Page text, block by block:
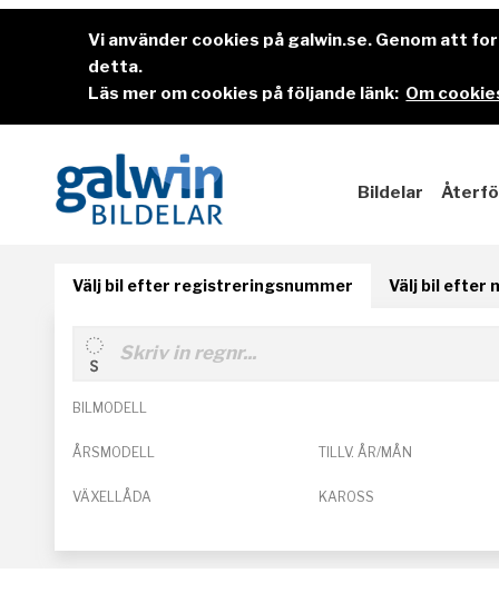
Vi använder cookies på galwin.se. Genom att
detta.
Läs mer om cookies på följande länk: Om
Bildelar
Välj bil efter registreringsnummer Välj bil efter
BILMODELL
ÅRSMODELL TILLV. ÅR/MÅN
VÄXELLÅDA KAROSS